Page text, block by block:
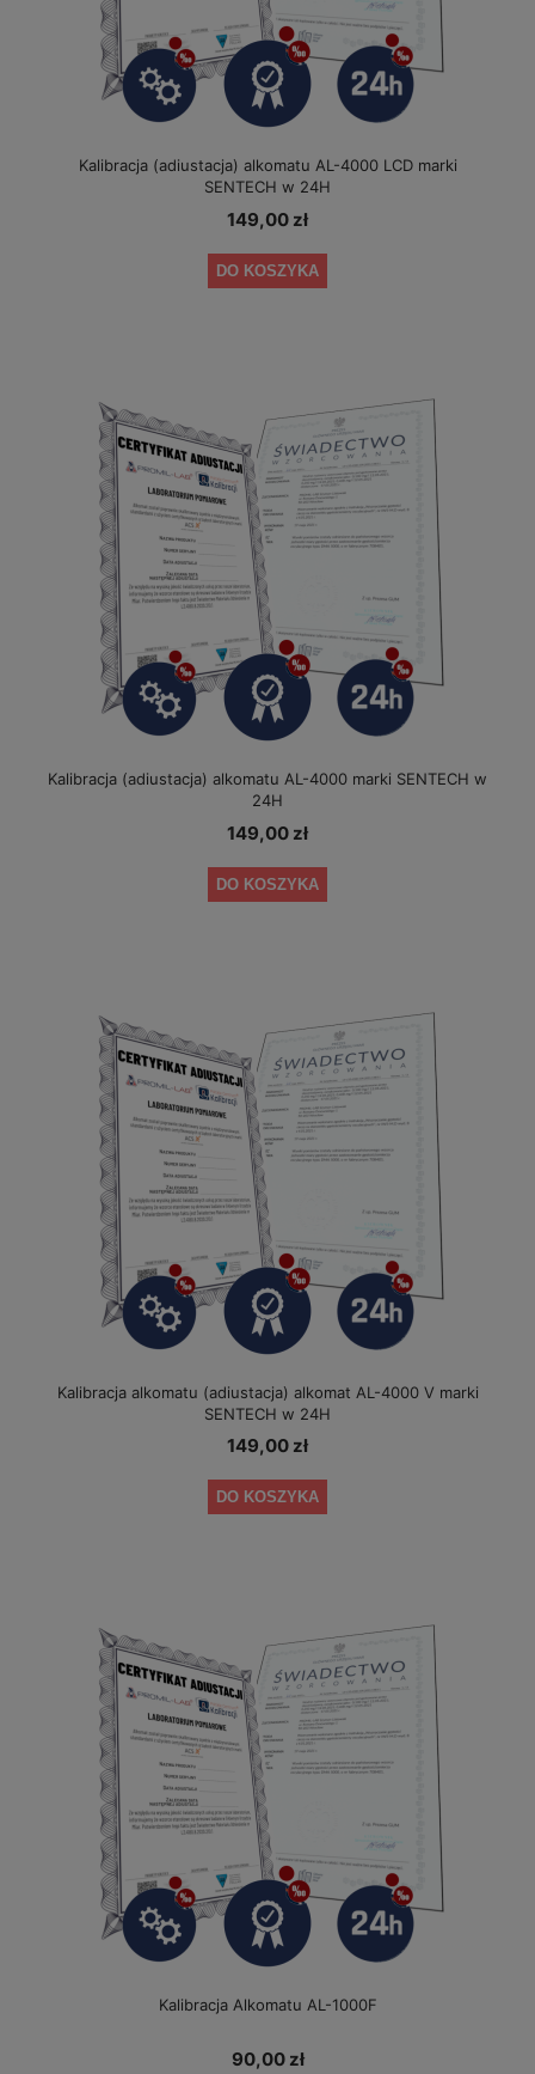
Kalibracja (adiustacja) alkomatu AL-4000 LCD marki
SENTECH w 24H
149,00 zł
DO KOSZYKA
Kalibracja (adiustacja) alkomatu AL-4000 marki SENTECH w
24H
149,00 zł
DO KOSZYKA
Kalibracja alkomatu (adiustacja) alkomat AL-4000 V marki
SENTECH w 24H
149,00 zł
DO KOSZYKA
Kalibracja Alkomatu AL-1000F
90,00 zł